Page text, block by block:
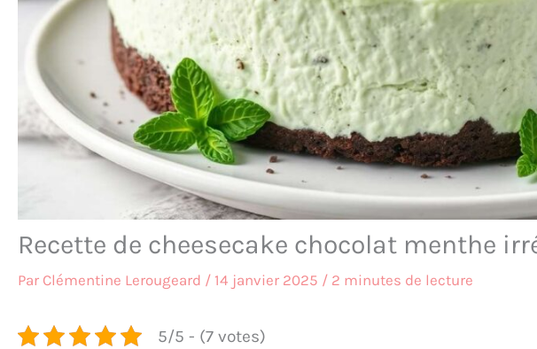
Recette de cheesecake chocolat menthe
Par Clémentine Lerougeard / 14 janvier 2025 / 2 minutes de lecture
5/5 - (7 votes)